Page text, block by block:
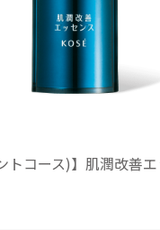
トコース)】肌潤改善